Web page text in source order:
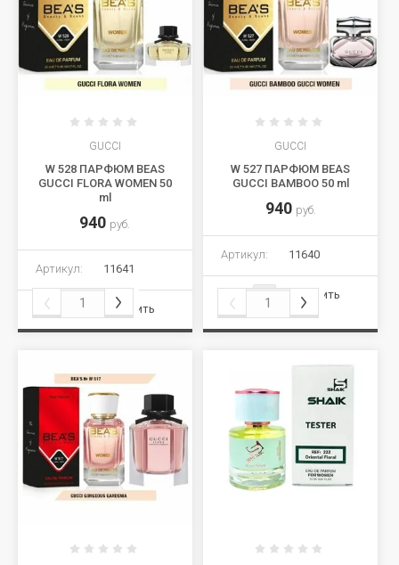
GUCCI
W 528 ПАРФЮМ BEAS
GUCCI FLORA WOMEN 50
ml
940 руб.
Артикул: 11641
Сравнить
GUCCI
W 527 ПАРФЮМ BEAS
GUCCI BAMBOO 50 ml
940 руб.
Артикул: 11640
Сравнить